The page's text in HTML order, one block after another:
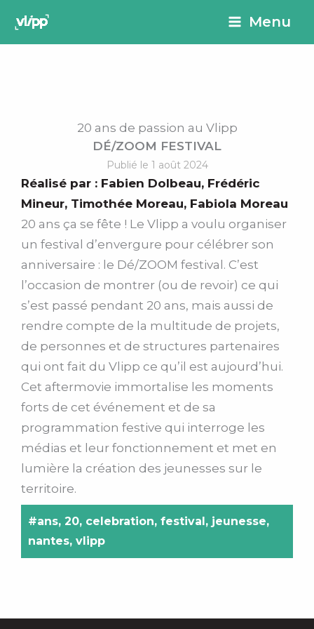
principal
Menu
20 ans de passion au Vlipp
DÉ/ZOOM FESTIVAL
Publié le 1 août 2024
Réalisé par : Fabien Dolbeau, Frédéric
Mineur, Timothée Moreau, Fabiola Moreau
20 ans ça se fête ! Le Vlipp a voulu organiser
un festival d’envergure pour célébrer son
anniversaire : le Dé/ZOOM festival. C’est
l’occasion de montrer (ou de revoir) ce qui
s’est passé pendant 20 ans, mais aussi de
rendre compte de la multitude de projets,
de personnes et de structures partenaires
qui ont fait du Vlipp ce qu’il est aujourd’hui.
Cet aftermovie immortalise les moments
forts de cet événement et de sa
programmation festive qui interroge les
médias et leur fonctionnement et met en
lumière la création des jeunesses sur le
territoire.
#ans, 20, celebration, festival, jeunesse,
nantes, vlipp